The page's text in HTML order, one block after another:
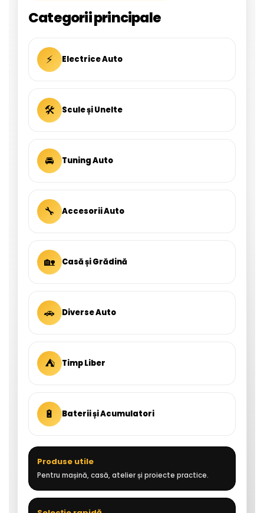
Categorii principale
⚡ Electrice Auto
🛠 Scule și Unelte
🚘 Tuning Auto
🔧 Accesorii Auto
🏡 Casă și Grădină
🚗 Diverse Auto
⛺ Timp Liber
🔋 Baterii și Acumulatori
Produse utile
Pentru mașină, casă, atelier și proiecte practice.